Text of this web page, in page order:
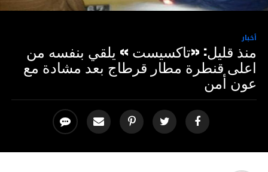
أخبار
منذ قليل: «تاكسيست » يلقي بنفسه من
اعلى قنطرة مطار قرطاج بعد مشادة مع
عون أمن